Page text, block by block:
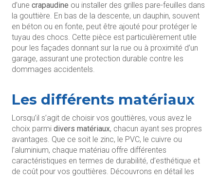
d’une crapaudine ou installer des grilles pare-feuilles dans
la gouttière. En bas de la descente, un dauphin, souvent
en béton ou en fonte, peut être ajouté pour protéger le
tuyau des chocs. Cette pièce est particulièrement utile
pour les façades donnant sur la rue ou à proximité d’un
garage, assurant une protection durable contre les
dommages accidentels.
Les différents matériaux
Lorsqu’il s’agit de choisir vos gouttières, vous avez le
choix parmi divers matériaux, chacun ayant ses propres
avantages. Que ce soit le zinc, le PVC, le cuivre ou
l’aluminium, chaque matériau offre différentes
caractéristiques en termes de durabilité, d’esthétique et
de coût pour vos gouttières. Découvrons en détail les